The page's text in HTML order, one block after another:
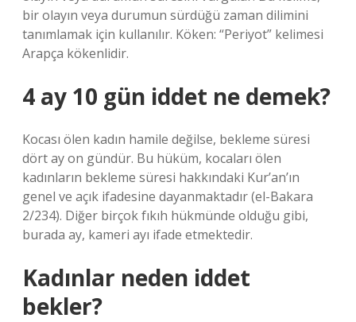
bir olayın veya durumun sürdüğü zaman dilimini
tanımlamak için kullanılır. Köken: “Periyot” kelimesi
Arapça kökenlidir.
4 ay 10 gün iddet ne demek?
Kocası ölen kadın hamile değilse, bekleme süresi
dört ay on gündür. Bu hüküm, kocaları ölen
kadınların bekleme süresi hakkındaki Kur’an’ın
genel ve açık ifadesine dayanmaktadır (el-Bakara
2/234). Diğer birçok fıkıh hükmünde olduğu gibi,
burada ay, kameri ayı ifade etmektedir.
Kadınlar neden iddet
bekler?